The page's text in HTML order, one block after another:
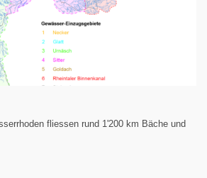
fliessen rund 1'200 km Bäche und